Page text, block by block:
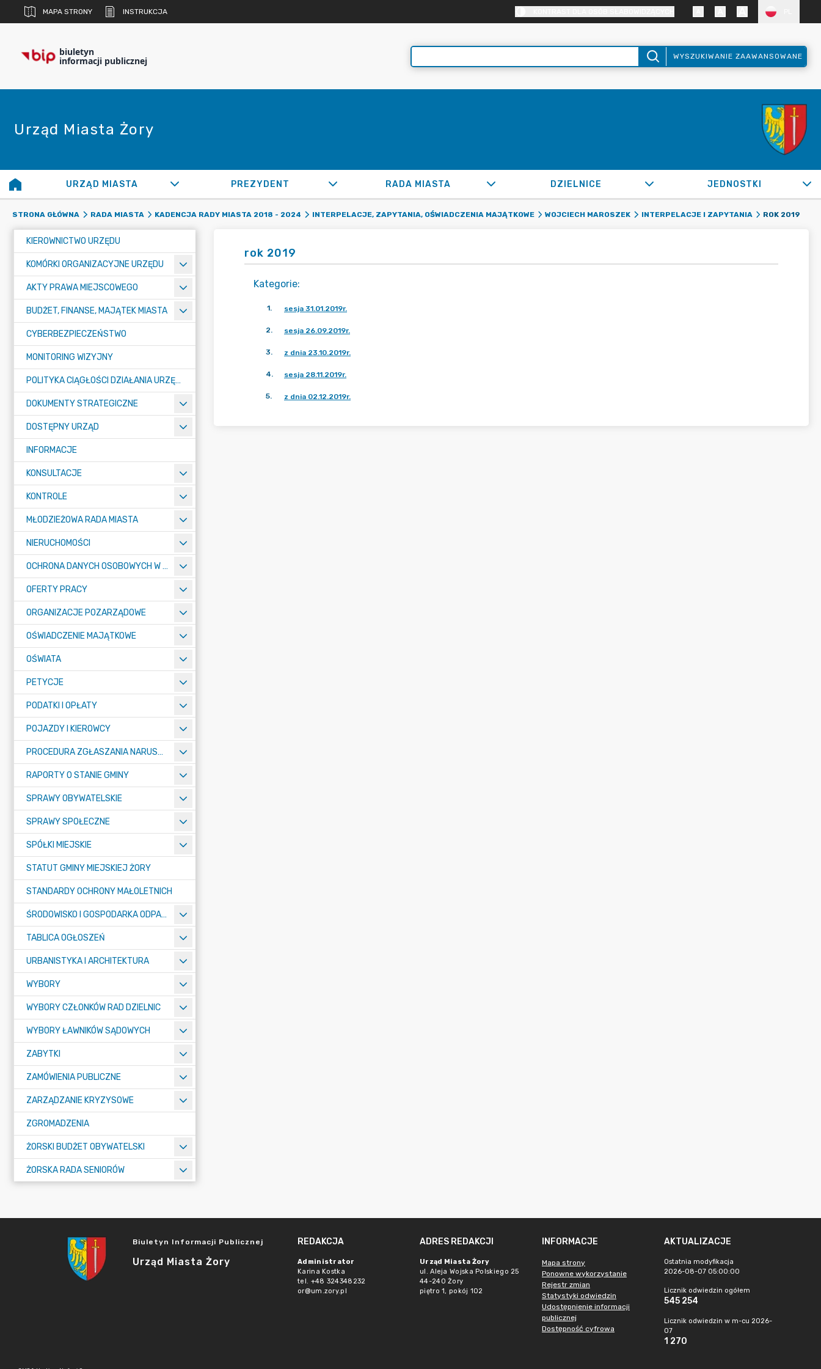
MAPA STRONY INSTRUKCJA
biuletyn
informacji publicznej WYSZUKIWANIE ZAAWANSOWANE
Urząd Miasta Żory
URZĄD MIASTA PREZYDENT RADA MIASTA DZIELNICE JEDNOSTKI
STRONA GŁÓWNA RADA MIASTA KADENCJA RADY MIASTA 2018 - 2024 INTERPELACJE, ZAPYTANIA, OŚWIADCZENIA MAJĄTKOWE WOJCIECH MAROSZEK INTERPELACJE I ZAPYTANIA ROK 2019
KIEROWNICTWO URZĘDU
KOMÓRKI ORGANIZACYJNE URZĘDU
AKTY PRAWA MIEJSCOWEGO
BUDŻET, FINANSE, MAJĄTEK MIASTA
CYBERBEZPIECZEŃSTWO
MONITORING WIZYJNY
POLITYKA CIĄGŁOŚCI DZIAŁANIA URZĘDU MIASTA ŻORY
DOKUMENTY STRATEGICZNE
DOSTĘPNY URZĄD
INFORMACJE
KONSULTACJE
KONTROLE
MŁODZIEŻOWA RADA MIASTA
NIERUCHOMOŚCI
OCHRONA DANYCH OSOBOWYCH W URZĘDZIE MIASTA ŻORY - RODO
OFERTY PRACY
ORGANIZACJE POZARZĄDOWE
OŚWIADCZENIE MAJĄTKOWE
OŚWIATA
PETYCJE
PODATKI I OPŁATY
POJAZDY I KIEROWCY
PROCEDURA ZGŁASZANIA NARUSZEŃ PRAWA
RAPORTY O STANIE GMINY
SPRAWY OBYWATELSKIE
SPRAWY SPOŁECZNE
SPÓŁKI MIEJSKIE
STATUT GMINY MIEJSKIEJ ŻORY
STANDARDY OCHRONY MAŁOLETNICH
ŚRODOWISKO I GOSPODARKA ODPADAMI
TABLICA OGŁOSZEŃ
URBANISTYKA I ARCHITEKTURA
WYBORY
WYBORY CZŁONKÓW RAD DZIELNIC
WYBORY ŁAWNIKÓW SĄDOWYCH
ZABYTKI
ZAMÓWIENIA PUBLICZNE
ZARZĄDZANIE KRYZYSOWE
ZGROMADZENIA
ŻORSKI BUDŻET OBYWATELSKI
ŻORSKA RADA SENIORÓW
rok 2019
Kategorie:
1. sesja 31.01.2019r.
2. sesja 26.09.2019r.
3. z dnia 23.10.2019r.
4. sesja 28.11.2019r.
5. z dnia 02.12.2019r.
Biuletyn Informacji Publicznej
Urząd Miasta Żory
REDAKCJA
Administrator
Karina Kostka
tel. +48 324348232
or@um.zory.pl
ADRES REDAKCJI
Urząd Miasta Żory
ul. Aleja Wojska Polskiego 25
44-240 Żory
piętro 1, pokój 102
INFORMACJE
Mapa strony
Ponowne wykorzystanie
Rejestr zmian
Statystyki odwiedzin
Udostępnienie informacji
publicznej
Dostępność cyfrowa
AKTUALIZACJE
Ostatnia modyfikacja
2026-08-07 05:00:00
Licznik odwiedzin ogółem
545 254
Licznik odwiedzin w m-cu 2026-
07
1 270